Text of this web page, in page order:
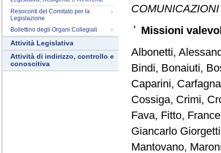
Resoconti del Comitato per la
Legislazione
Bollettino degli Organi Collegiali
Attività Legislativa
Attività di indirizzo, controllo e
conoscitiva
COMUNICAZIONI
Missioni
Albonetti,
Bindi, Bonaiuti,
Caparini,
Cossiga, Crimi,
Fava, Fitto,
Giancarlo
Mantovano,